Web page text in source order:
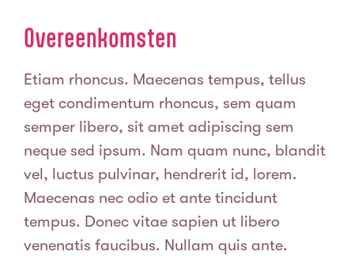
Overeenkomsten
Etiam rhoncus. Maecenas tempus, tellus
eget condimentum rhoncus, sem quam
semper libero, sit amet adipiscing sem
neque sed ipsum. Nam quam nunc, blandit
vel, luctus pulvinar, hendrerit id, lorem.
Maecenas nec odio et ante tincidunt
tempus. Donec vitae sapien ut libero
venenatis faucibus. Nullam quis ante.